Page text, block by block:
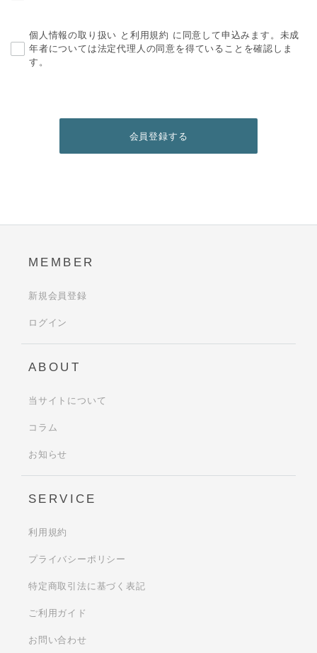
個人情報の取り扱い と 利用規約 に同意して申込みます。未成
年者については法定代理人の同意を得ていることを確認しま
す。
MEMBER
新規会員登録
ログイン
ABOUT
当サイトについて
コラム
お知らせ
SERVICE
利用規約
プライバシーポリシー
特定商取引法に基づく表記
ご利用ガイド
お問い合わせ